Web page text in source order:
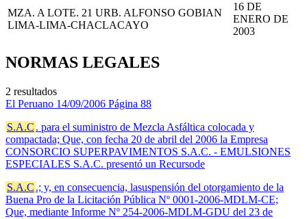
MZA. A LOTE. 21 URB. ALFONSO GOBIAN
LIMA-LIMA-CHACLACAYO
16 DE
ENERO DE
2003
NORMAS LEGALES
2 resultados
El Peruano 14/09/2006 Página 88
S.A.C . para el suministro de Mezcla Asfáltica colocada y
compactada; Que, con fecha 20 de abril del 2006 la Empresa
CONSORCIO SUPERPAVIMENTOS S.A.C. - EMULSIONES
ESPECIALES S.A.C. presentó un Recursode
S.A.C .; y, en consecuencia, lasuspensión del otorgamiento de la
Buena Pro de la Licitación Pública Nº 0001-2006-MDLM-CE;
Que, mediante Informe Nº 254-2006-MDLM-GDU del 23 de